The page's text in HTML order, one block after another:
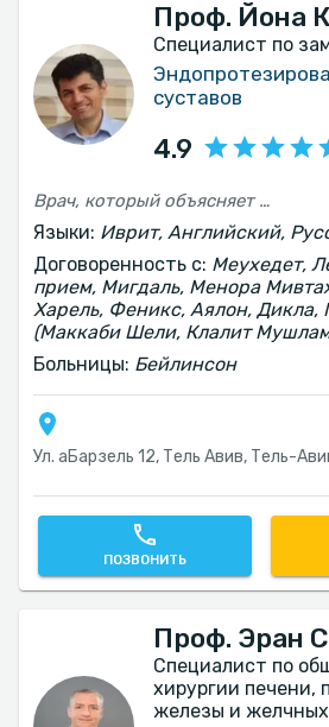
Проф. Йона
Специалист по
суставов
4.9
Врач, который объясняет и отвечает на вопросы. Доступен для пациентов. И самое главное - добивается хороших результатов.
Языки: Иврит, Английский,
Договоренность с: Меухедет,
прием, Мигдаль, Менора
Харель, Феникс, Аялон, Дикла,
(Маккаби Шели, Клалит
Больницы: Бейлинсон
Ул. аБарзель 12, Тель Авив, Тель-
ПОЗВОНИТЬ
Проф. Эран
Специалист по
хирургии печени,
железы и желчных